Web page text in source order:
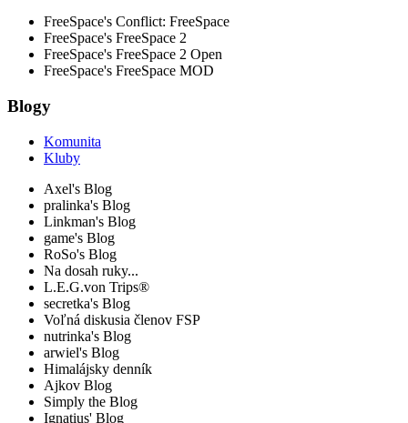
FreeSpace's Conflict: FreeSpace
FreeSpace's FreeSpace 2
FreeSpace's FreeSpace 2 Open
FreeSpace's FreeSpace MOD
Blogy
Komunita
Kluby
Axel's Blog
pralinka's Blog
Linkman's Blog
game's Blog
RoSo's Blog
Na dosah ruky...
L.E.G.von Trips®
secretka's Blog
Voľná diskusia členov FSP
nutrinka's Blog
arwiel's Blog
Himalájsky denník
Ajkov Blog
Simply the Blog
Ignatius' Blog